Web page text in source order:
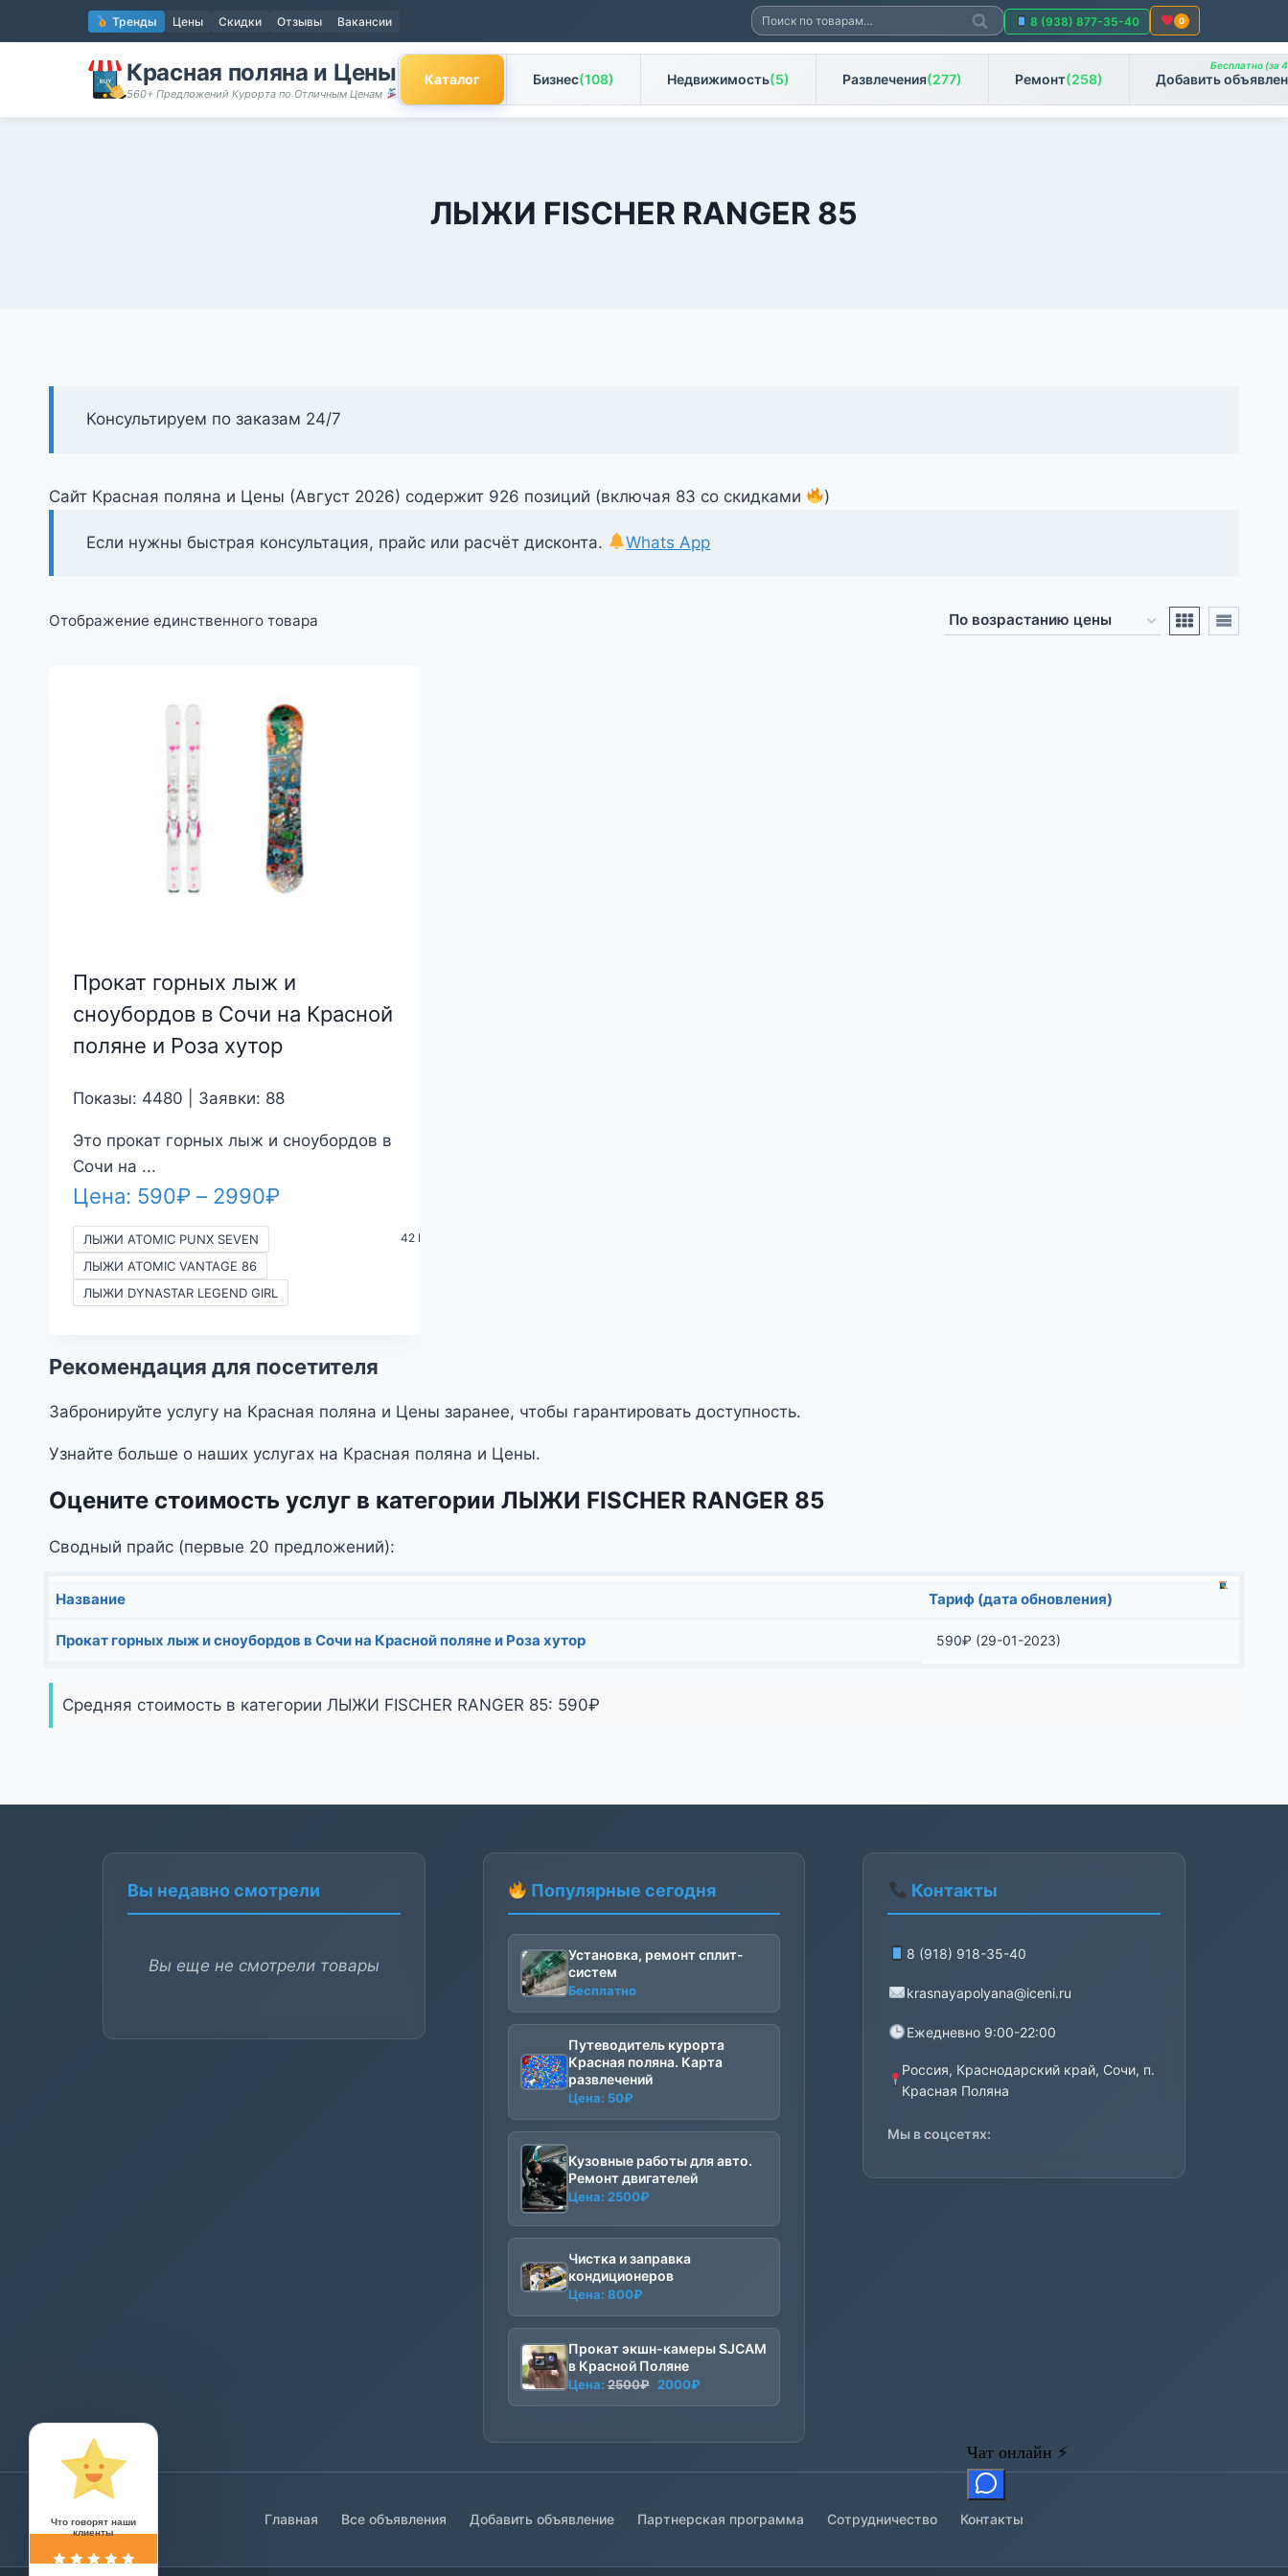
к
содержимому
Тренды Цены Скидки Отзывы Вакансии Искать:
Поиск
8 (938) 877-35-40 0
Красная поляна и Цены
560+ Предложений Курорта по Отличным Ценам
Каталог Бизнес(108) Недвижимость(5) Развлечения(277) Ремонт(258) Добавить
Бесплатно (за
ЛЫЖИ FISCHER RANGER 85
Консультируем по заказам 24/7
Сайт Красная поляна и Цены (Август 2026) содержит 926 позиций (включая 83 со скидками )
Если нужны быстрая консультация, прайс или расчёт дисконта. Whats App
Отображение единственного товара
Прокат горных лыж и
сноубордов в Сочи на Красной
поляне и Роза хутор
Показы: 4480 | Заявки: 88
Это прокат горных лыж и сноубордов в
Сочи на ...
Цена: 590₽ – 2990₽Диапазон
ЛЫЖИ ATOMIC PUNX SEVEN
ЛЫЖИ ATOMIC VANTAGE 86
ЛЫЖИ DYNASTAR LEGEND GIRL
42 More
Рекомендация для посетителя
Забронируйте услугу на Красная поляна и Цены заранее, чтобы гарантировать доступность.
Узнайте больше о наших услугах на Красная поляна и Цены.
Оцените стоимость услуг в категории ЛЫЖИ FISCHER RANGER 85
Сводный прайс (первые 20 предложений):
Название Тариф (дата обновления)
Прокат горных лыж и сноубордов в Сочи на Красной поляне и Роза хутор 590₽ (29-01-2023)
Средняя стоимость в категории ЛЫЖИ FISCHER RANGER 85: 590₽
Вы недавно смотрели
Вы еще не смотрели товары
Популярные сегодня
Установка, ремонт сплит-
систем
Бесплатно
Путеводитель курорта
Красная поляна. Карта
развлечений
Цена: 50₽
Кузовные работы для авто.
Ремонт двигателей
Цена: 2500₽
Чистка и заправка
кондиционеров
Цена: 800₽
Прокат экшн-камеры SJCAM
в Красной Поляне
Цена:2500₽ Первоначальная
2500₽.
2000₽Текущая
Контакты
8 (918) 918-35-40
krasnayapolyana@iceni.ru
Ежедневно 9:00-22:00
Россия, Краснодарский край, Сочи, п.
Красная Поляна
Мы в соцсетях:
Главная Все объявления Добавить объявление Партнерская программа Сотрудничество Контакты
Что говорят наши
клиенты